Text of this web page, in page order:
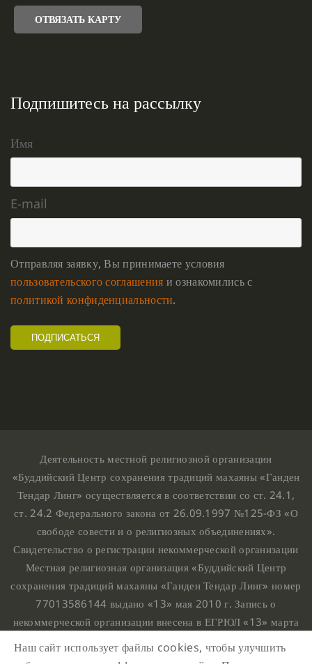
ОТВЯЗАТЬ КАРТУ
Подпишитесь на рассылку
Имя
E-mail
Отправляя заявку, Вы принимаете условия
пользовательского соглашения и ознакомились с
политикой конфиденциальности.
Деятельность местной религиозной организации
«Буддийский Центр сохранения традиций махаяны «Ганден
Тендар Линг» осуществляется в соответствии со ст. 24.1,
ст. 24.2 Федерального закона от 26.09.1997 №125-ФЗ «О
свободе совести и о религиозных объединениях».
Свидетельство о регистрации некоммерческой организации
Местная религиозная организация «Буддийский Центр
сохранения традиций махаяны «Ганден Тендар Линг» номер
77013586144 выдано «13» мая 2010 г. Запись о
некоммерческой организации внесена в ЕГРЮЛ «13» марта
номером 1107799015708.
Наш сайт использует файлы cookies, чтобы улучшить